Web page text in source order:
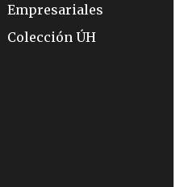
Empresariales
Colección ÚH